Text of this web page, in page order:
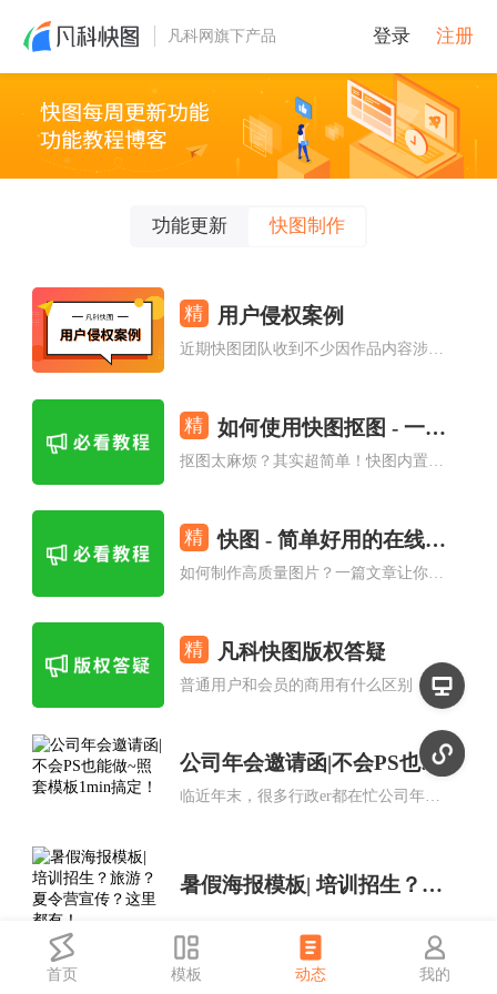
凡科网旗下产品 登录 注册
功能更新 快图制作
精 用户侵权案例
近期快图团队收到不少因作品内容涉及侵权引起的纠纷反馈，这篇文档整理两个经典案例，为大家排雷~
精 如何使用快图抠图 - 一键消除背景、批量抠图
精 快图 - 简单好用的在线图片编辑器
精 凡科快图版权答疑
普通用户和会员的商用有什么区别，个人版和企业版在版权使用上有什么区别，这篇文档汇聚了大家对版权的所有疑惑，不要怀疑自己的眼睛！
公司年会邀请函|不会PS也能做~照套模板1min搞定！
暑假海报模板| 培训招生？旅游？夏令营宣传？这里都有！
首页 模板 动态 我的